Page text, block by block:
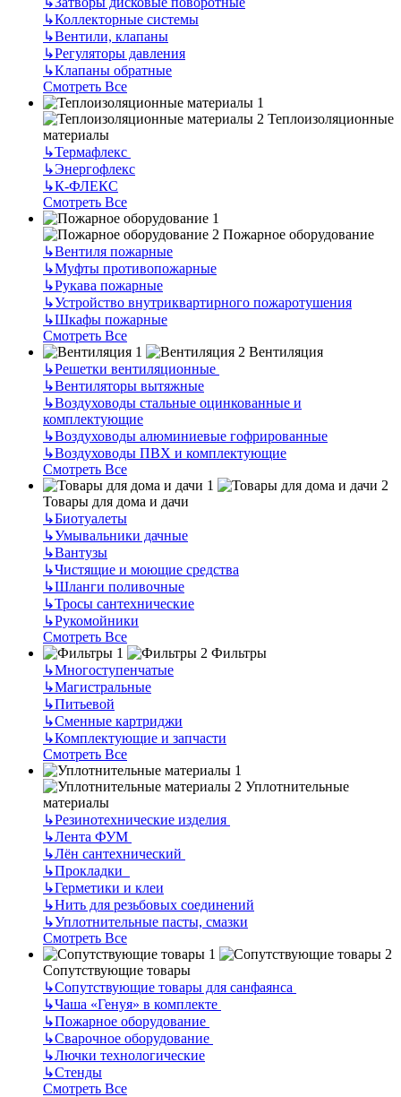
↳Коллекторные системы
↳Вентили, клапаны
↳Регуляторы давления
↳Клапаны обратные
Смотреть Все
Теплоизоляционные
материалы
↳Термафлекс
↳Энергофлекс
↳К-ФЛЕКС
Смотреть Все
Пожарное оборудование
↳Вентиля пожарные
↳Муфты противопожарные
↳Рукава пожарные
↳Устройство внутриквартирного пожаротушения
↳Шкафы пожарные
Смотреть Все
Вентиляция
↳Решетки вентиляционные
↳Вентиляторы вытяжные
↳Воздуховоды стальные оцинкованные и
комплектующие
↳Воздуховоды алюминиевые гофрированные
↳Воздуховоды ПВХ и комплектующие
Смотреть Все
Товары для дома и дачи
↳Биотуалеты
↳Умывальники дачные
↳Вантузы
↳Чистящие и моющие средства
↳Шланги поливочные
↳Тросы сантехнические
↳Рукомойники
Смотреть Все
Фильтры
↳Многоступенчатые
↳Магистральные
↳Питьевой
↳Сменные картриджи
↳Комплектующие и запчасти
Смотреть Все
Уплотнительные
материалы
↳Резинотехнические изделия
↳Лента ФУМ
↳Лён сантехнический
↳Прокладки
↳Герметики и клеи
↳Нить для резьбовых соединений
↳Уплотнительные пасты, смазки
Смотреть Все
Сопутствующие товары
↳Сопутствующие товары для санфаянса
↳Чаша «Генуя» в комплекте
↳Пожарное оборудование
↳Сварочное оборудование
↳Лючки технологические
↳Стенды
Смотреть Все